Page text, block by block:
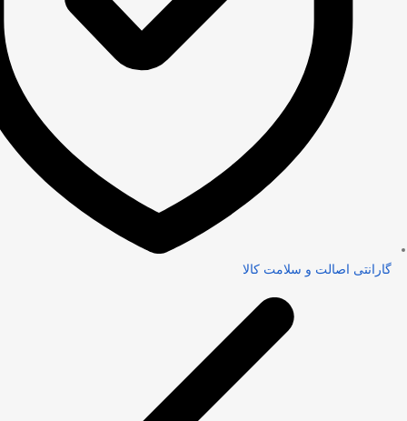
گارانتی اصالت و سلامت کالا